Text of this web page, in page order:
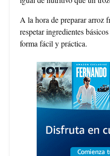
A la hora de preparar arroz
respetar ingredientes
forma fácil y práctica.